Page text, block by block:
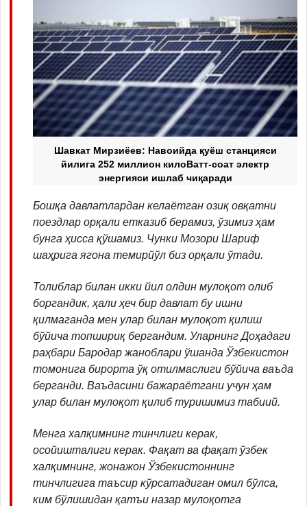
Шавкат Мирзиёев: Навоийда қуёш станцияси
йилига 252 миллион килоВатт-соат электр
энергияси ишлаб чиқаради
Бошқа давлатлардан келаётган озиқ овқатни
поездлар орқали етказиб берамиз, ўзимиз ҳам
бунга ҳисса қўшамиз. Чунки Мозори Шариф
шаҳрига ягона темирйўл биз орқали ўтади.
Толиблар билан икки йил олдин мулоқот олиб
боргандик, ҳали ҳеч бир давлат бу ишни
қилмаганда мен улар билан мулоқот қилиш
бўйича топшириқ бергандим. Уларнинг Доҳадаги
раҳбари Бародар жаноблари ўшанда Ўзбекистон
томонига бирорта ўқ отилмаслиги бўйича ваъда
берганди. Ваъдасини бажараётгани учун ҳам
улар билан мулоқот қилиб туришимиз табиий.
Менга халқимнинг тинчлиги керак,
осойишталиги керак. Фақат ва фақат ўзбек
халқимнинг, жонажон Ўзбекистоннинг
тинчлигига таъсир кўрсатадиган омил бўлса,
ким бўлишидан қатъи назар мулоқотга